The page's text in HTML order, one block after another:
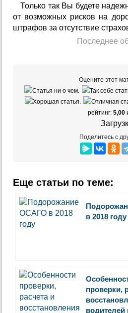
Только так Вы будете
от возможных рисков на
штрафов за отсутствие
Последнее
Оцените этот
рейтинг: 5,00
Поделитесь с
Еще статьи по теме:
в 2018 году
проверки,
водителей